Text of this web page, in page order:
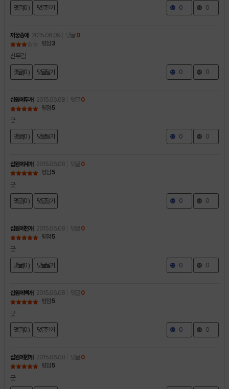
댓글(0 ) 댓글달기 0 0
까꿍송애 2015.06.09 댓글 0
평점 3
신무림
댓글(0 ) 댓글달기 0 0
십원에두개 2015.06.08 댓글 0
평점 5
굿
댓글(0 ) 댓글달기 0 0
십원에세개 2015.06.08 댓글 0
평점 5
굿
댓글(0 ) 댓글달기 0 0
십원에천개 2015.06.08 댓글 0
평점 5
굿
댓글(0 ) 댓글달기 0 0
십원에백개 2015.06.08 댓글 0
평점 5
굿
댓글(0 ) 댓글달기 0 0
십원에한개 2015.06.08 댓글 0
평점 5
굿